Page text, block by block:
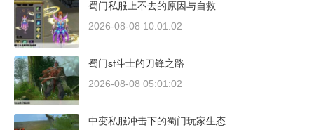
蜀门私服上不去的原因与自救
2026-08-08 10:01:02
蜀门sf斗士的刀锋之路
2026-08-08 05:01:02
中变私服冲击下的蜀门玩家生态